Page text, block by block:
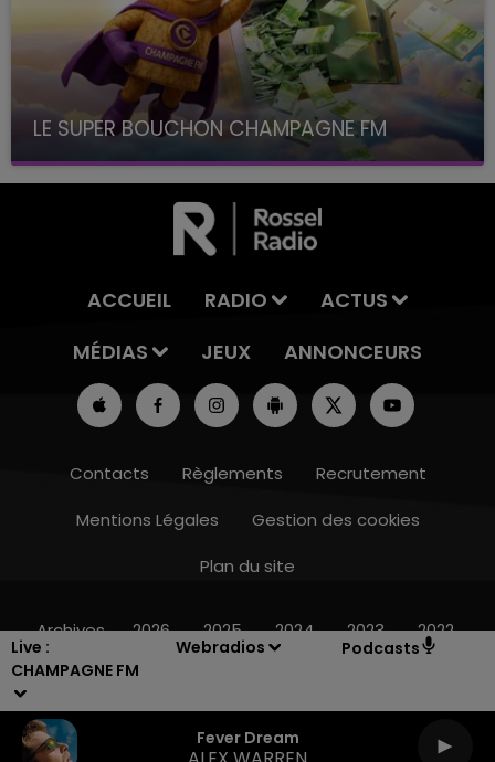
Live :
CHAMPAGNE FM
Webradios Podcasts
Fever Dream
LE SUPER BOUCHON CHAMPAGNE FM
avec La Famille Champagne FM, à 8H10
ACCUEIL RADIO
ACTUS
MÉDIAS
JEUX ANNONCEURS
Contacts Règlements
Recrutement
Mentions Légales
Gestion des cookies
Plan du site
Archives 2026 2025 2024 2023 2022